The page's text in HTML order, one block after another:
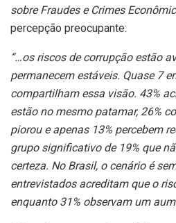
sobre Fraudes e Crimes
percepção preocupante:
“…os riscos de corrupção estão
permanecem estáveis. Quase 7
compartilham essa visão. 43%
estão no mesmo patamar, 26%
piorou e apenas 13% percebem
grupo significativo de 19% que
certeza. No Brasil, o cenário é
entrevistados acreditam que o
enquanto 31% observam um